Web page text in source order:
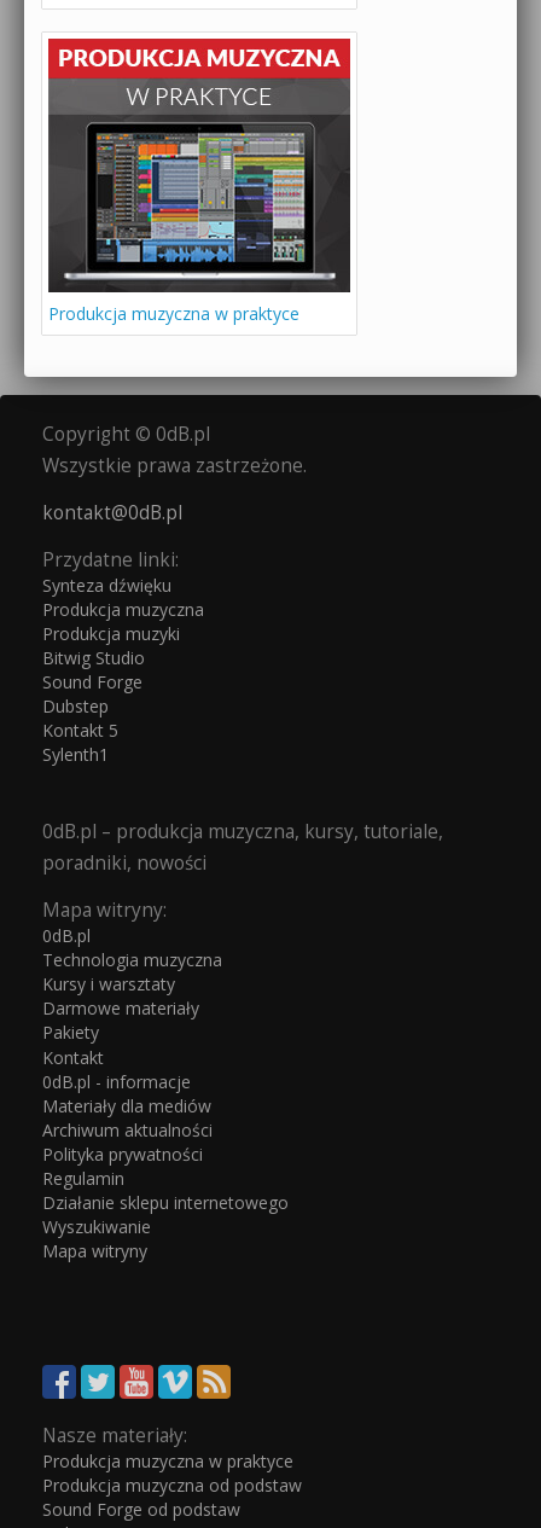
Produkcja muzyczna w praktyce
Copyright © 0dB.pl
Wszystkie prawa zastrzeżone.
kontakt@0dB.pl
Przydatne linki:
Synteza dźwięku
Produkcja muzyczna
Produkcja muzyki
Bitwig Studio
Sound Forge
Dubstep
Kontakt 5
Sylenth1
0dB.pl – produkcja muzyczna, kursy, tutoriale,
poradniki, nowości
Mapa witryny:
0dB.pl
Technologia muzyczna
Kursy i warsztaty
Darmowe materiały
Pakiety
Kontakt
0dB.pl - informacje
Materiały dla mediów
Archiwum aktualności
Polityka prywatności
Regulamin
Działanie sklepu internetowego
Wyszukiwanie
Mapa witryny
Nasze materiały:
Produkcja muzyczna w praktyce
Produkcja muzyczna od podstaw
Sound Forge od podstaw